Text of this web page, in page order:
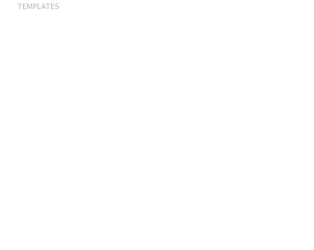
TEMPLATES